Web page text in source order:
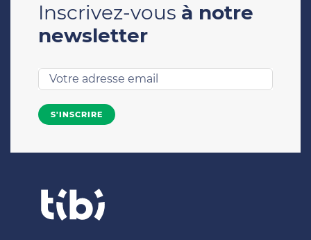
Inscrivez-vous à notre
newsletter